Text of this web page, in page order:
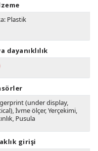
Plastik
dayanıklılık
(under display,
İvme ölçer, Yerçekimi,
Pusula
girişi